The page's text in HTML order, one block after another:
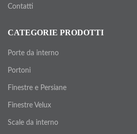
Contatti
CATEGORIE PRODOTTI
Porte da interno
Portoni
Finestre e Persiane
Finestre Velux
Scale da interno